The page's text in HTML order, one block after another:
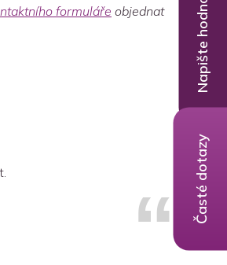
formuláře objednat
Časté dotazy
Napište hodnocení